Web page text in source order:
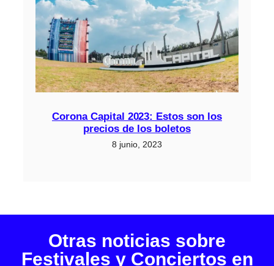
Corona Capital 2023: Estos son los
precios de los boletos
8 junio, 2023
Otras noticias sobre
Festivales y Conciertos en